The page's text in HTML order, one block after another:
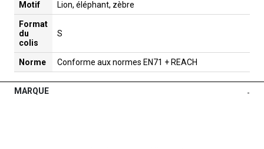
Motif Lion, éléphant, zèbre
Format
du
colis
S
Norme Conforme aux normes EN71 + REACH
MARQUE -